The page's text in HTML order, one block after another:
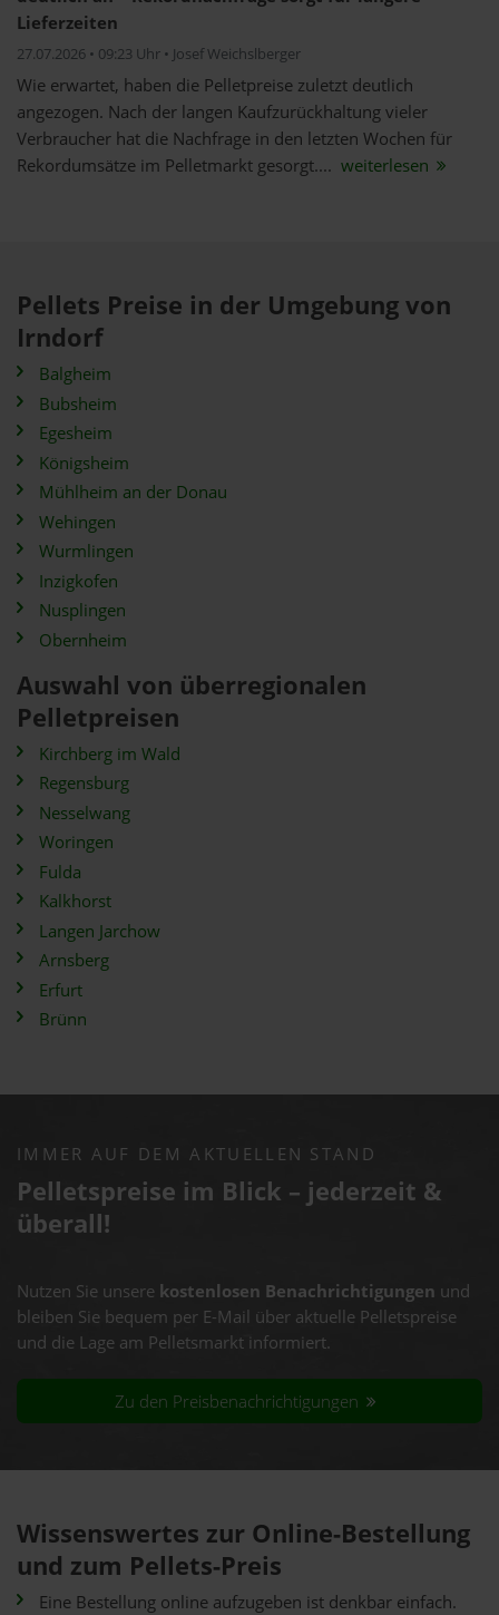
Lieferzeiten
27.07.2026 • 09:23 Uhr • Josef Weichslberger
Wie erwartet, haben die Pelletpreise zuletzt deutlich
angezogen. Nach der langen Kaufzurückhaltung vieler
Verbraucher hat die Nachfrage in den letzten Wochen für
Rekordumsätze im Pelletmarkt gesorgt.... weiterlesen
Pellets Preise in der Umgebung von
Irndorf
Balgheim
Bubsheim
Egesheim
Königsheim
Mühlheim an der Donau
Wehingen
Wurmlingen
Inzigkofen
Nusplingen
Obernheim
Auswahl von überregionalen
Pelletpreisen
Kirchberg im Wald
Regensburg
Nesselwang
Woringen
Fulda
Kalkhorst
Langen Jarchow
Arnsberg
Erfurt
Brünn
IMMER AUF DEM AKTUELLEN STAND
Pelletspreise im Blick – jederzeit &
überall!
Nutzen Sie unsere kostenlosen Benachrichtigungen und
bleiben Sie bequem per E-Mail über aktuelle Pelletspreise
und die Lage am Pelletsmarkt informiert.
Zu den Preisbenachrichtigungen
Wissenswertes zur Online-Bestellung
und zum Pellets-Preis
Eine Bestellung online aufzugeben ist denkbar einfach.